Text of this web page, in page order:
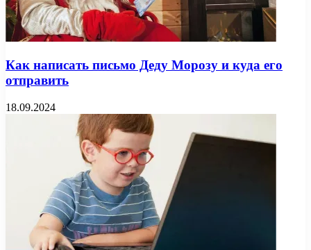
Как написать письмо Деду Морозу и куда его
отправить
18.09.2024